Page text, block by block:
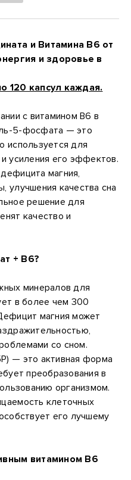
и Витамина B6 от
и здоровье в
120 капсул каждая.
с витамином B6 в
5-фосфата — это
используется для
усиления его эффектов.
магния,
улучшения качества сна
решение для
качество и
+ B6?
минералов для
в более чем 300
магния может
со сном.
— это активная форма
преобразования в
организмом.
клеточных
его лучшему
витамином В6